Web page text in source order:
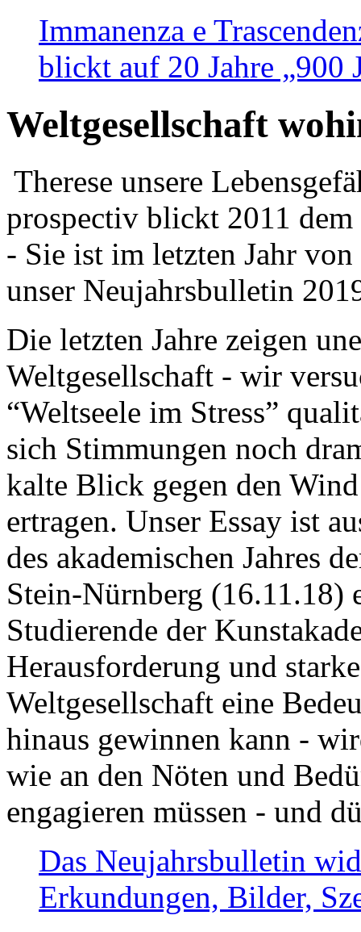
Immanenza e
blickt auf 20 Jahre „900
Weltgesellschaft
Therese unsere
prospectiv blickt 2011
- Sie ist im letzten Jahr
unser Neujahrsbulletin
Die letzten Jahre zeigen
Weltgesellschaft - wir
“Weltseele im Stress”
sich Stimmungen noch
kalte Blick gegen den
ertragen. Unser Essay ist
des akademischen Jahres
Stein-Nürnberg (16.11.18)
Studierende der
Herausforderung und
Weltgesellschaft eine
hinaus gewinnen kann -
wie an den Nöten und
engagieren müssen - und
Das Neujahrsbulletin
Erkundungen, Bilder,